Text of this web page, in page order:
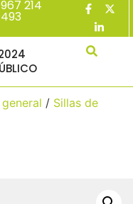
967 214
493
/ Sillas de